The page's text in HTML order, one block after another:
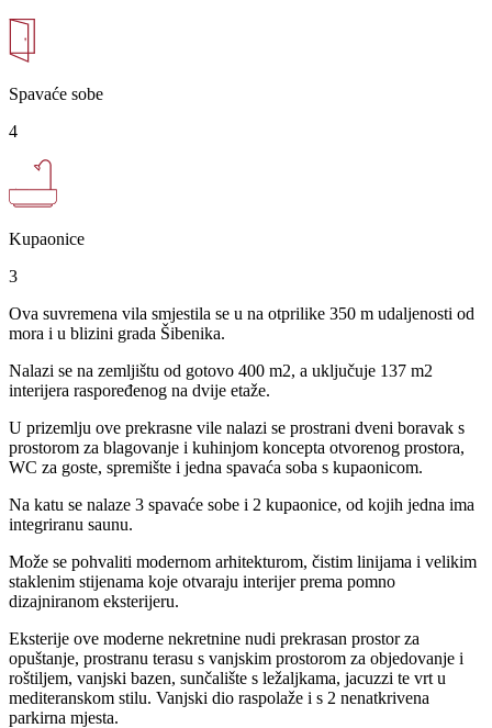
Spavaće sobe
4
Kupaonice
3
Ova suvremena vila smjestila se u na otprilike 350 m udaljenosti od
mora i u blizini grada Šibenika.
Nalazi se na zemljištu od gotovo 400 m2, a uključuje 137 m2
interijera raspoređenog na dvije etaže.
U prizemlju ove prekrasne vile nalazi se prostrani dveni boravak s
prostorom za blagovanje i kuhinjom koncepta otvorenog prostora,
WC za goste, spremište i jedna spavaća soba s kupaonicom.
Na katu se nalaze 3 spavaće sobe i 2 kupaonice, od kojih jedna ima
integriranu saunu.
Može se pohvaliti modernom arhitekturom, čistim linijama i velikim
staklenim stijenama koje otvaraju interijer prema pomno
dizajniranom eksterijeru.
Eksterije ove moderne nekretnine nudi prekrasan prostor za
opuštanje, prostranu terasu s vanjskim prostorom za objedovanje i
roštiljem, vanjski bazen, sunčalište s ležaljkama, jacuzzi te vrt u
mediteranskom stilu. Vanjski dio raspolaže i s 2 nenatkrivena
parkirna mjesta.